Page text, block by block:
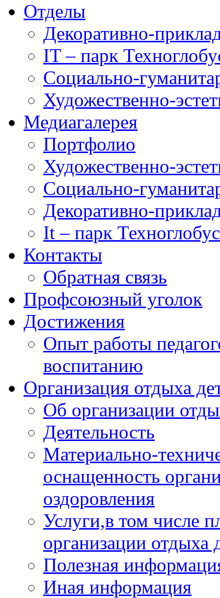
Отделы
Декоративно-
IT – парк
Социально-
Художественно-
Медиагалерея
Портфолио
Художественно-
Социально-
Декоративно-
It – парк Техноглобус
Контакты
Обратная связь
Профсоюзный уголок
Достижения
Опыт работы
воспитанию
Организация отдыха
Об организации
Деятельность
Материально-
оснащенность
оздоровления
Услуги,в том числе
организации отдыха
Полезная
Иная информация